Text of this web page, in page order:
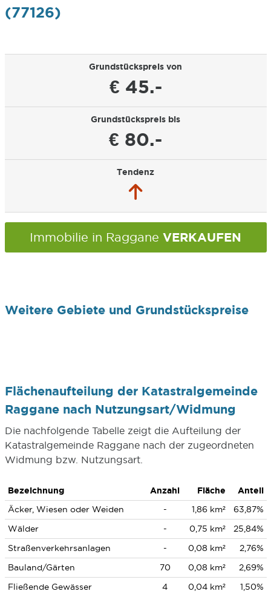
(77126)
Grundstückspreis von
€ 45.-
Grundstückspreis bis
€ 80.-
Tendenz
Immobilie in Raggane VERKAUFEN
Weitere Gebiete und Grundstückspreise
Flächenaufteilung der Katastralgemeinde
Raggane nach Nutzungsart/Widmung
Die nachfolgende Tabelle zeigt die Aufteilung der
Katastralgemeinde Raggane nach der zugeordneten
Widmung bzw. Nutzungsart.
Bezeichnung Anzahl Fläche
Anteil
Äcker, Wiesen oder Weiden
- 1,86 km²
63,87%
Wälder
- 0,75 km²
25,84%
Straßenverkehrsanlagen
- 0,08 km²
2,76%
Bauland/Gärten
70 0,08 km²
2,69%
Fließende Gewässer
4 0,04 km² 1,50%